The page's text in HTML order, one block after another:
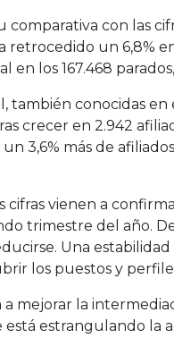
comparativa con las
retrocedido un 6,8%
los 167.468
también conocidas
crecer en 2.942
3,6% más de
cifras vienen a
trimestre del año.
Una
los puestos y
mejorar la
estrangulando la